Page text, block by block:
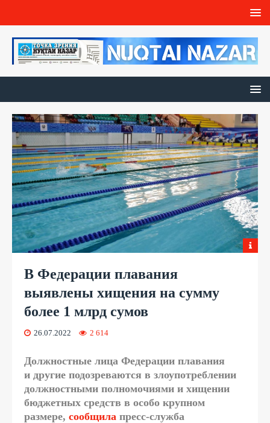
В Федерации плавания
выявлены хищения на сумму
более 1 млрд сумов
26.07.2022 2 614
Должностные лица Федерации плавания
и другие подозреваются в злоупотреблении
должностными полномочиями и хищении
бюджетных средств в особо крупном
размере, сообщила пресс-служба